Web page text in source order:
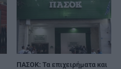
ΠΑΣΟΚ: Τα επιχειρήματα και